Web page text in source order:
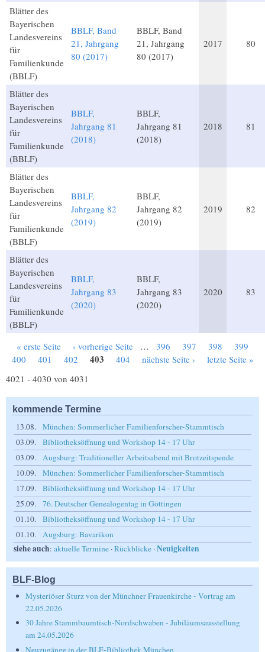
Blätter des
Bayerischen
Landesvereins
für
Familienkunde
(BBLF)
BBLF, Band
21, Jahrgang
80 (2017)
BBLF, Band
21, Jahrgang
80 (2017)
2017 80
Blätter des
Bayerischen
Landesvereins
für
Familienkunde
(BBLF)
BBLF,
Jahrgang 81
(2018)
BBLF,
Jahrgang 81
(2018)
2018 81
Blätter des
Bayerischen
Landesvereins
für
Familienkunde
(BBLF)
BBLF,
Jahrgang 82
(2019)
BBLF,
Jahrgang 82
(2019)
2019 82
Blätter des
Bayerischen
Landesvereins
für
Familienkunde
(BBLF)
BBLF,
Jahrgang 83
(2020)
BBLF,
Jahrgang 83
(2020)
2020 83
Seiten
« erste Seite ‹ vorherige Seite … 396 397 398
399
400
401 402 403 404 nächste Seite ›
letzte Seite »
4021 - 4030 von 4031
kommende Termine
13.08.
München: Sommerlicher Familienforscher-Stammtisch
03.09.
Bibliotheksöffnung und Workshop 14 - 17 Uhr
03.09.
Augsburg: Traditioneller Arbeitsabend mit Brotzeitspende
10.09.
München: Sommerlicher Familienforscher-Stammtisch
17.09.
Bibliotheksöffnung und Workshop 14 - 17 Uhr
25.09.
76. Deutscher Genealogentag in Göttingen
01.10.
Bibliotheksöffnung und Workshop 14 - 17 Uhr
01.10.
Augsburg: Bavarikon
siehe auch: aktuelle Termine ·Rückblicke ·Neuigkeiten
BLF-Blog
Mysteriöser Sturz von der Münchner Frauenkirche - Vortrag am
22.05.2026
30 Jahre Stammbaumtisch-Nordschwaben - Jubiläumsausstellung
am 24.05.2026
Neuzugänge in der BLF-Bibliothek München